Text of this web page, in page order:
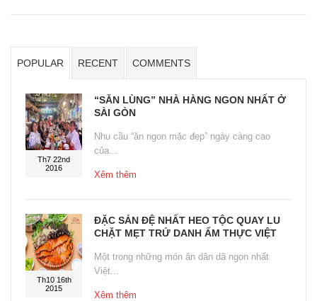
POPULAR RECENT COMMENTS
Th7 22nd
2016
“SĂN LÙNG” NHÀ HÀNG NGON NHẤT Ở
SÀI GÒN
Nhu cầu “ăn ngon mặc đẹp” ngày càng cao
của...
Xêm thêm
Th10 16th
2015
ĐẶC SẢN ĐỆ NHẤT HEO TỘC QUAY LU
CHẶT MẸT TRỨ DANH ẨM THỰC VIỆT
Một trong những món ăn dân dã ngon nhất
Việt...
Xêm thêm